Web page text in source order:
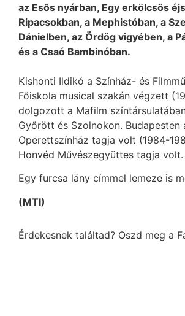
az Esős nyárban, Egy erkölcsös
Ripacsokban, a Mephistóban, a
Dánielben, az Ördög vigyében, a
és a Csaó Bambinóban.
Kishonti Ildikó a Színház- és
Főiskola musical szakán végzett
dolgozott a Mafilm
Győrött és Szolnokon. Budapesten
Operettszínház tagja volt (1984-
Honvéd Művészegyüttes tagja volt.
Egy furcsa lány címmel lemeze is
(MTI)
Érdekesnek találtad? Oszd meg a